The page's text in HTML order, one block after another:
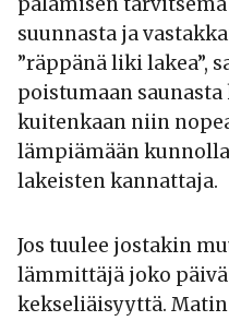
suunnasta ja
”räppänä liki lakea”,
poistumaan
kuitenkaan niin
lämpiämään
lakeisten kannattaja.
Jos tuulee jostakin
lämmittäjä joko
kekseliäisyyttä.